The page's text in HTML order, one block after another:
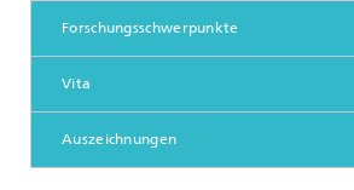
Forschungsschwerpunkte
Vita
Auszeichnungen